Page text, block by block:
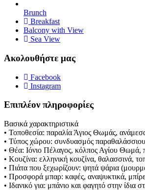
Brunch
Breakfast
Balcony with View
Sea View
Ακολουθήστε μας
Facebook
Instagram
Επιπλέον πληροφορίες
Βασικά χαρακτηριστικά
• Τοποθεσία: παραλία Άγιος Θωμάς,
• Τύπος χώρου: συνδυασμός
• Θέα: Ιόνιο Πέλαγος, κόλπος Αγίου Θωμά,
• Κουζίνα: ελληνική κουζίνα, θαλασσινά,
• Πιάτα που ξεχωρίζουν: ψητά ψάρια
• Προσφορά μπαρ: καφές, αναψυκτικά,
• Ιδανικό για: μπάνιο και φαγητό στην